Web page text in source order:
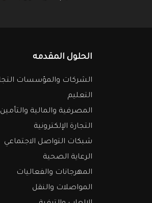
الحلول المقدمه
الشركات والمؤسسات
التعليم
المصرفية والمالية والتأمين
التجارة الإلكترونية
شبكات التواصل الاجتماعي
الرعاية الصحية
المهرجانات والفعاليات
المواصلات والنقل